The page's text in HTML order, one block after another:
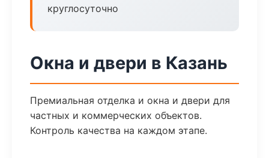
круглосуточно
Окна и двери в Казань
Премиальная отделка и окна и двери для
частных и коммерческих объектов.
Контроль качества на каждом этапе.